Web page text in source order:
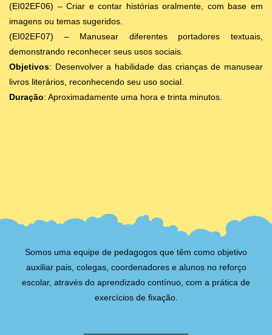
(EI02EF06) – Criar e contar histórias oralmente, com base em
imagens ou temas sugeridos.
(EI02EF07) – Manusear diferentes portadores textuais,
demonstrando reconhecer seus usos sociais.
Objetivos: Desenvolver a habilidade das crianças de manusear
livros literários, reconhecendo seu uso social.
Duração: Aproximadamente uma hora e trinta minutos.
Somos uma equipe de pedagogos que têm como objetivo
auxiliar pais, colegas, coordenadores e alunos no reforço
escolar, através do aprendizado contínuo, com a prática de
exercícios de fixação.